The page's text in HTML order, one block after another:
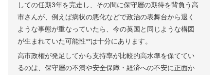
しての任期3年を完走し、その間に保守層の期待を背負う高
市さんが、例えば病状の悪化などで政治の表舞台から退く
ような事態が重なっていたら、今の英国と同じような構図
が生まれていた可能性**は十分にあります。
高市政権が発足してから支持率が比較的高水準を保ててい
るのは、保守層の不満や安全保障・経済への不安に正面か